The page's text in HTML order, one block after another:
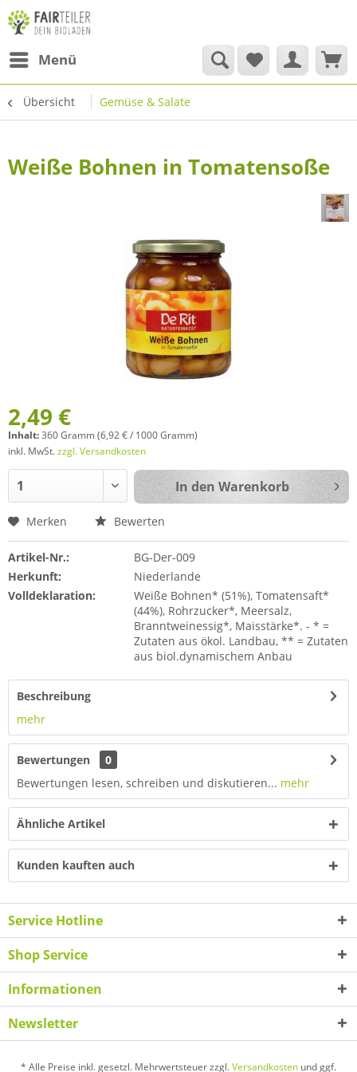
Menü
Übersicht Gemüse & Salate
Weiße Bohnen in Tomatensoße
2,49 €
Inhalt:360 Gramm (6,92 € / 1000 Gramm)
inkl. MwSt.zzgl. Versandkosten
In den Warenkorb
Merken Bewerten
Artikel-Nr.:
BG-Der-009
Herkunft:
Niederlande
Volldeklaration:
Weiße Bohnen* (51%), Tomatensaft*
(44%), Rohrzucker*, Meersalz,
Branntweinessig*, Maisstärke*. - * =
Zutaten aus ökol. Landbau, ** = Zutaten
aus biol.dynamischem Anbau
Beschreibung
mehr
Bewertungen
0
Bewertungen lesen, schreiben und diskutieren... mehr
Ähnliche Artikel
Kunden kauften auch
Service Hotline
Shop Service
Informationen
Newsletter
* Alle Preise inkl. gesetzl. Mehrwertsteuer zzgl.Versandkosten und ggf.